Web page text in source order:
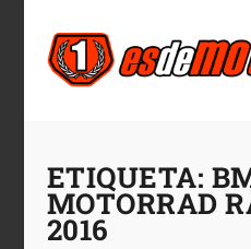
ETIQUETA:
MOTORRAD
2016